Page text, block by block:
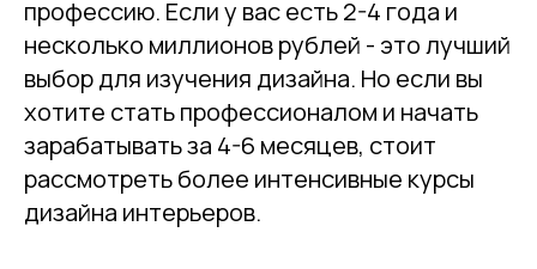
профессию. Если у вас есть 2-4 года и
несколько миллионов рублей - это лучший
выбор для изучения дизайна. Но если вы
хотите стать профессионалом и начать
зарабатывать за 4-6 месяцев, стоит
рассмотреть более интенсивные курсы
дизайна интерьеров.